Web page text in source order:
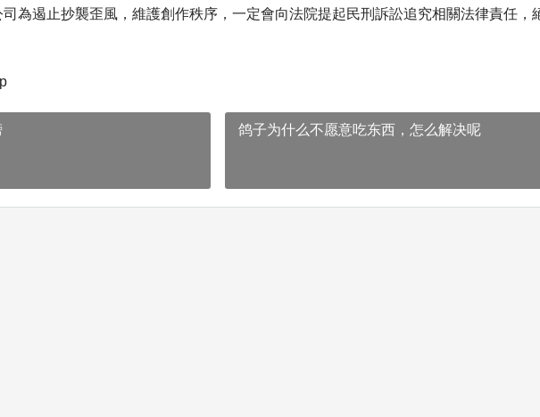
為遏止抄襲歪風，維護創作秩序，一定會向法院提起民刑訴訟追究相關法律責任，
鸽子为什么不愿意吃东西，怎么解决呢